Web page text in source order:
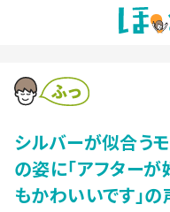
シルバーが似合う
の姿に「アフターが
もかわいいです」の